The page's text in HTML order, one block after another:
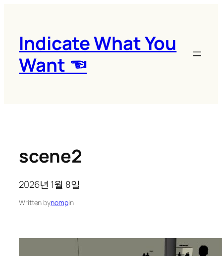
Indicate What You
Want ☜
scene2
2026년 1월 8일
Written bynompin